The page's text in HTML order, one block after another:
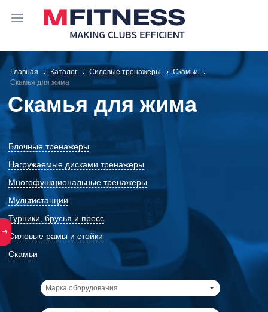
Главная Каталог Силовые тренажеры
Скамьи
Скамья для жима
Скамья для жима
Блочные тренажеры
Нагружаемые дисками тренажеры
Многофункциональные тренажеры
Мультистанции
Турники, брусья и пресс
Силовые рамы и стойки
Скамьи
Марка оборудования